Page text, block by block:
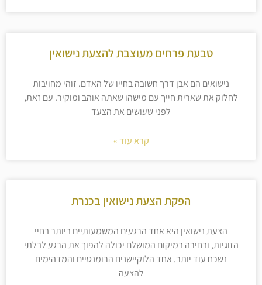
טבעת פרחים מעוצבת להצעת נישואין
נישואים הם אבן דרך חשובה בחייו של האדם. זוהי מחויבות
לחלוק את שארית חייך עם מישהו שאתה אוהב ומוקיר. עם זאת,
לפני שעושים את הצעד
קרא עוד »
הפקת הצעת נישואין בכנרת
הצעת נישואין היא אחד הרגעים המשמעותיים ביותר בחיי
הזוגיות, ובחירה במיקום המושלם יכולה להפוך את הרגע לבלתי
נשכח עוד יותר. אחד הלוקיישנים הרומנטיים והמדהימים
להצעה